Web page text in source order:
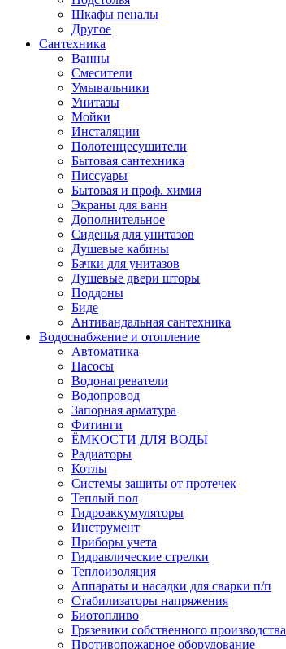
Шкафы пеналы
Другое
Сантехника
Ванны
Смесители
Умывальники
Унитазы
Мойки
Инсталяции
Полотенцесушители
Бытовая сантехника
Писсуары
Бытовая и проф. химия
Экраны для ванн
Дополнительное
Сиденья для унитазов
Душевые кабины
Бачки для унитазов
Душевые двери шторы
Поддоны
Биде
Антивандальная сантехника
Водоснабжение и отопление
Автоматика
Насосы
Водонагреватели
Водопровод
Запорная арматура
Фитинги
ЁМКОСТИ ДЛЯ ВОДЫ
Радиаторы
Котлы
Системы защиты от протечек
Теплый пол
Гидроаккумуляторы
Инструмент
Приборы учета
Гидравлические стрелки
Теплоизоляция
Аппараты и насадки для сварки п/п
Стабилизаторы напряжения
Биотопливо
Грязевики собственного производства
Противопожарное оборудование